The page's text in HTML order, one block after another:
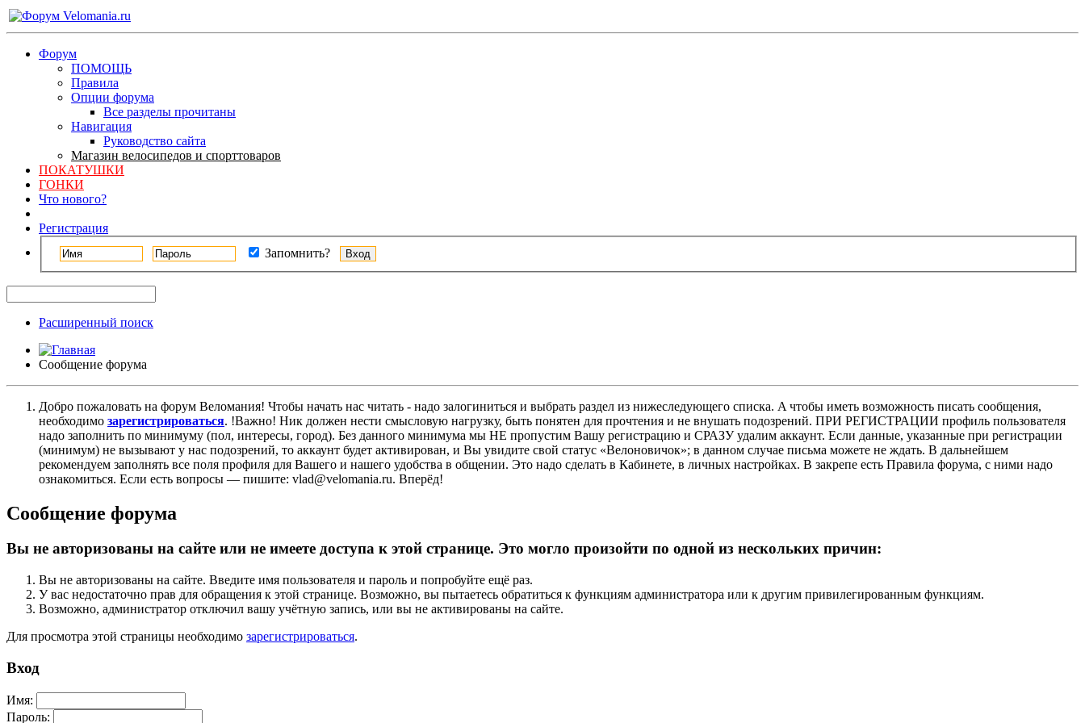
Форум
ПОМОЩЬ
Правила
Опции форума
Все разделы прочитаны
Навигация
Руководство сайта
Магазин велосипедов и спорттоваров
ПОКАТУШКИ
ГОНКИ
Что нового?
Регистрация
Запомнить?
Расширенный поиск
Сообщение форума
Добро пожаловать на форум Веломания! Чтобы начать нас читать - надо залогиниться и выбрать раздел из нижеследующего списка. A чтобы иметь возможность писать сообщения,
необходимо зарегистрироваться. !Важно! Ник должен нести смысловую нагрузку, быть понятен для прочтения и не внушать подозрений. ПРИ РЕГИСТРАЦИИ профиль пользователя
надо заполнить по минимуму (пол, интересы, город). Без данного минимума мы НЕ пропустим Вашу регистрацию и СРАЗУ удалим аккаунт. Если данные, указанные при регистрации
(минимум) не вызывают у нас подозрений, то аккаунт будет активирован, и Вы увидите свой статус «Велоновичок»; в данном случае письма можете не ждать. В дальнейшем
рекомендуем заполнять все поля профиля для Вашего и нашего удобства в общении. Это надо сделать в Кабинете, в личных настройках. В закрепе есть Правила форума, с ними надо
ознакомиться. Если есть вопросы — пишите: vlad@velomania.ru. Вперёд!
Сообщение форума
Вы не авторизованы на сайте или не имеете доступа к этой странице. Это могло произойти по одной из нескольких причин:
Вы не авторизованы на сайте. Введите имя пользователя и пароль и попробуйте ещё раз.
У вас недостаточно прав для обращения к этой странице. Возможно, вы пытаетесь обратиться к функциям администратора или к другим привилегированным функциям.
Возможно, администратор отключил вашу учётную запись, или вы не активированы на сайте.
Для просмотра этой страницы необходимо зарегистрироваться.
Вход
Имя:
Пароль: